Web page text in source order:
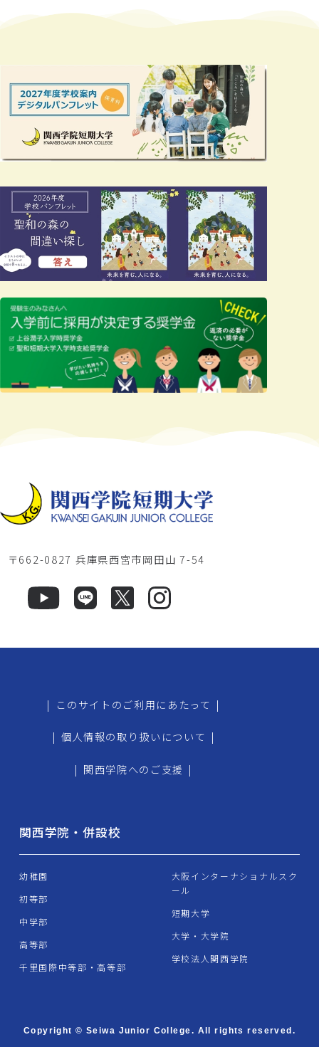
〒662-0827 兵庫県西宮市岡田山 7-54
| このサイトのご利用にあたって |
| 個人情報の取り扱いについて |
| 関西学院へのご支援 |
関西学院・併設校
幼稚園
初等部
中学部
高等部
千里国際中等部・高等部
大阪インターナショナルスク
ール
短期大学
大学・大学院
学校法人関西学院
Copyright © Seiwa Junior College. All rights reserved.